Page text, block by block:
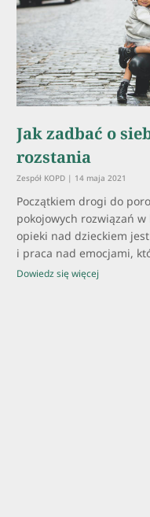
Jak zadbać o
rozstania
Zespół KOPD 14 maja 2021
Początkiem drogi do
pokojowych rozwiązań
opieki nad dzieckiem
i praca nad emocjami,
Dowiedz się więcej